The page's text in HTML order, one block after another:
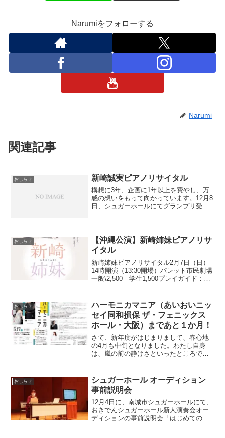
Narumiをフォローする
Narumi
関連記事
おしらせ 新崎誠実ピアノリサイタル
構想に3年、企画に1年以上を費やし、万
感の想いをもって向かっています。12月8
日、シュガーホールにてグランプリ受賞
自身もやきもきしてい...
おしらせ
【沖縄公演】新崎姉妹ピアノリサ
イタル
新崎姉妹ピアノリサイタル2月7日（日）
14時開演（13:30開場）パレット市民劇場
一般\2,500 学生1,500プレイガイド：デ
での姉妹デュエット公演も、第3弾とな
り...
おしらせ
ハーモニカマニア（あいおいニッ
セイ同和損保 ザ・フェニックス
ホール・大阪）まであと１か月！
さて、新年度がはじまりまして、春心地
の4月も中旬となりました。わたし自身
は、嵐の前の静けさといったところでし
す。さあ、フェニックス・エヴォリュー
ション・シリーズ111 ...
おしらせ
シュガーホール オーディション
事前説明会
12月4日に、南城市シュガーホールにて、
おきでんシュガーホール新人演奏会オー
ディションの事前説明会「はじめてのオ